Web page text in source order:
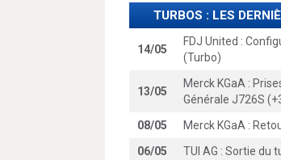
TURBOS : LES
14/05
FDJ United :
(Turbo)
13/05
Merck KGaA :
Générale J726S
08/05
Merck KGaA :
06/05
TUI AG : Sortie du